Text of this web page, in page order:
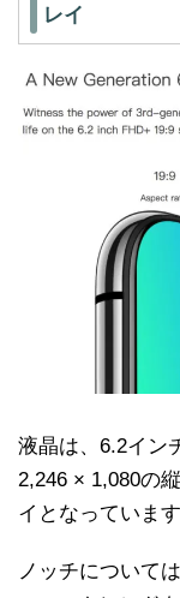
レイ
液晶は、6.2イン
2,246 × 1,080の
イとなっています
ノッチについて